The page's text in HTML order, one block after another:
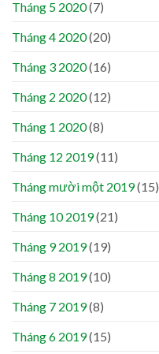
Tháng 5 2020(7)
Tháng 4 2020(20)
Tháng 3 2020(16)
Tháng 2 2020(12)
Tháng 1 2020(8)
Tháng 12 2019(11)
Tháng mười một 2019(15)
Tháng 10 2019(21)
Tháng 9 2019(19)
Tháng 8 2019(10)
Tháng 7 2019(8)
Tháng 6 2019(15)